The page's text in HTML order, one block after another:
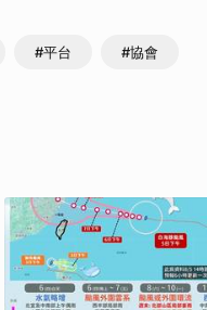
#平台 #協會